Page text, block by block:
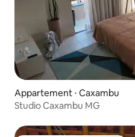
Appartement ⋅ Caxambu
Studio Caxambu MG